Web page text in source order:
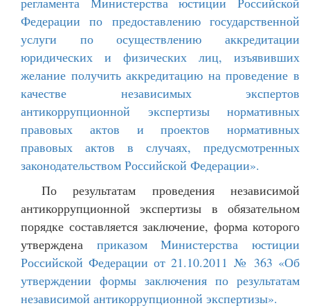
Федерации по предоставлению государственной
услуги по осуществлению аккредитации
юридических и физических лиц, изъявивших
желание получить аккредитацию на проведение в
качестве независимых экспертов
антикоррупционной экспертизы нормативных
правовых актов и проектов нормативных
правовых актов в случаях, предусмотренных
законодательством Российской Федерации».
По результатам проведения независимой
антикоррупционной экспертизы в обязательном
порядке составляется заключение, форма которого
утверждена приказом Министерства юстиции
Российской Федерации от 21.10.2011 № 363 «Об
утверждении формы заключения по результатам
независимой антикоррупционной экспертизы».